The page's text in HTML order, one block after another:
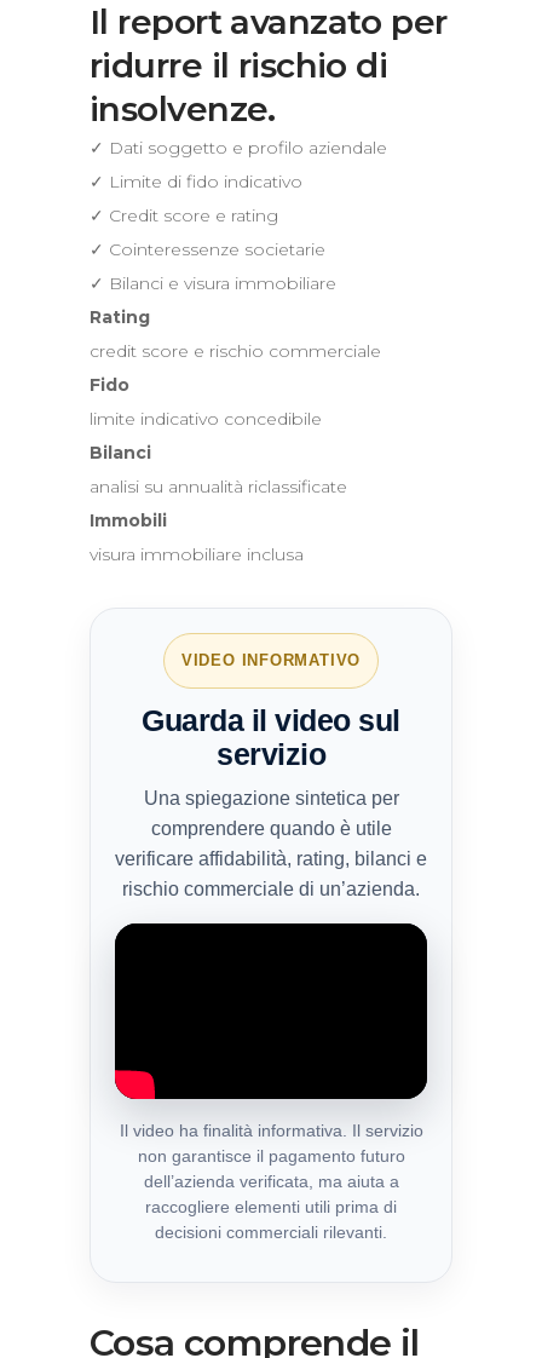
Il report avanzato per
ridurre il rischio di
insolvenze.
✓ Dati soggetto e profilo aziendale
✓ Limite di fido indicativo
✓ Credit score e rating
✓ Cointeressenze societarie
✓ Bilanci e visura immobiliare
Rating
credit score e rischio commerciale
Fido
limite indicativo concedibile
Bilanci
analisi su annualità riclassificate
Immobili
visura immobiliare inclusa
VIDEO INFORMATIVO
Guarda il video sul
servizio
Una spiegazione sintetica per
comprendere quando è utile
verificare affidabilità, rating, bilanci e
rischio commerciale di un’azienda.
Il video ha finalità informativa. Il servizio
non garantisce il pagamento futuro
dell’azienda verificata, ma aiuta a
raccogliere elementi utili prima di
decisioni commerciali rilevanti.
Cosa comprende il